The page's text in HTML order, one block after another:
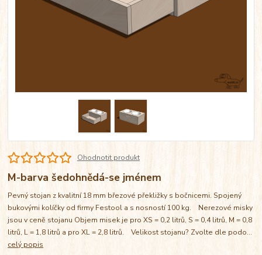
Ohodnotit produkt
M-barva šedohnědá-se jménem
Pevný stojan z kvalitní 18 mm březové překližky s bočnicemi. Spojený
bukovými kolíčky od firmy Festool a s nosností 100 kg. Nerezové misky
jsou v ceně stojanu Objem misek je pro XS = 0,2 litrů, S = 0,4 litrů, M = 0,8
litrů, L = 1,8 litrů a pro XL = 2,8 litrů. Velikost stojanu? Zvolte dle podo...
celý popis